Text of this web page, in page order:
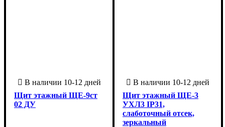
Щит этажный ЩЕ-9ст
02 ДУ
Щит этажный ЩЕ-3
УХЛ3 IP31,
слаботочный отсек,
зеркальный